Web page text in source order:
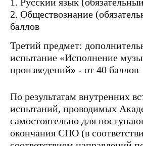
2. Обществознание
баллов
Третий предмет:
испытание «Исполнение
произведений» - от 40 баллов
По результатам внутренних
испытаний, проводимых
самостоятельно для
окончания СПО (в